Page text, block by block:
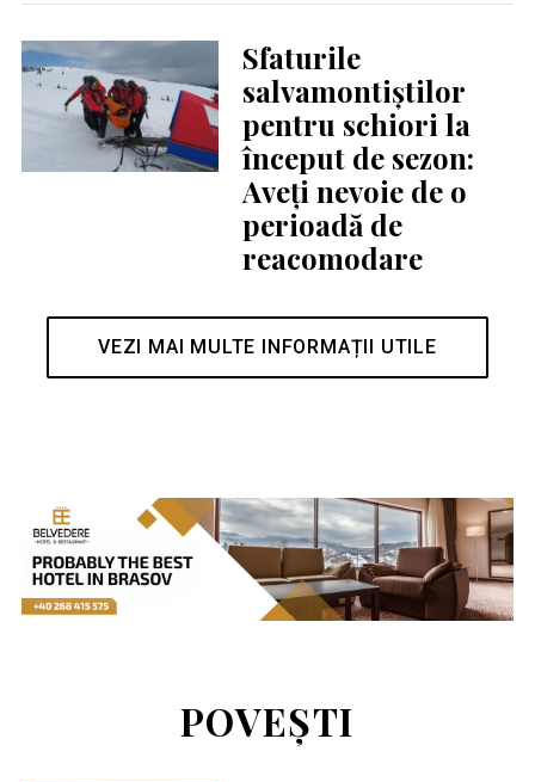
Sfaturile
salvamontiștilor
pentru schiori la
început de sezon:
Aveți nevoie de o
perioadă de
reacomodare
VEZI MAI MULTE INFORMAȚII UTILE
POVEȘTI